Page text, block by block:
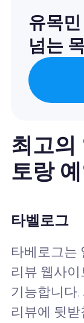
유목
넘는
최고의
토랑
타벨로그
타베로그는
리뷰 웹사
기능합니다
리뷰에 뒷